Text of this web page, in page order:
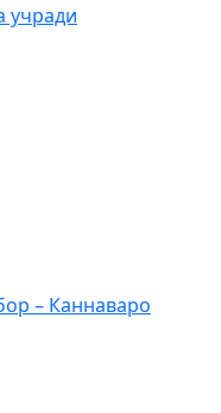
учради
– Каннаваро